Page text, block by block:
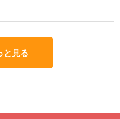
と見る